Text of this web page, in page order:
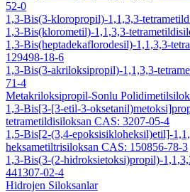
52-0
1,3-Bis(3-kloropropil)-1,1,3,3-
1,3-Bis(klorometil)-1,1,3,3-
1,3-Bis(heptadekaflorodesil)-1,1,3,3-
129498-18-6
1,3-Bis(3-akriloksipropil)-1,1,3,3-
71-4
Metakriloksipropil-Sonlu
1,3-Bis[3-[3-etil-3-
tetrametildisiloksan CAS: 3207-05-4
1,5-Bis[2-(3,4-epoksisikloheksil)etil]-
heksametiltrisiloksan CAS: 150856-78-3
1,3-Bis(3-(2-hidroksietoksi)propil)-
441307-02-4
Hidrojen Siloksanlar